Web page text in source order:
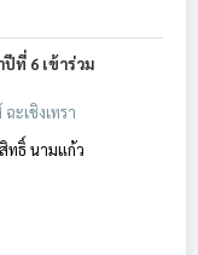
ที่ 6 เข้าร่วม
ะเชิงเทรา
ทธิ์ นามแก้ว